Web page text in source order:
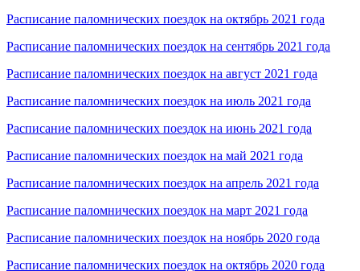
Расписание паломнических поездок на октябрь 2021 года
Расписание паломнических поездок на сентябрь 2021 года
Расписание паломнических поездок на август 2021 года
Расписание паломнических поездок на июль 2021 года
Расписание паломнических поездок на июнь 2021 года
Расписание паломнических поездок на май 2021 года
Расписание паломнических поездок на апрель 2021 года
Расписание паломнических поездок на март 2021 года
Расписание паломнических поездок на ноябрь 2020 года
Расписание паломнических поездок на октябрь 2020 года